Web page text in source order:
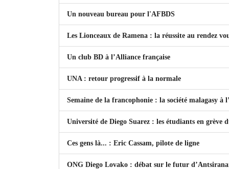
Un nouveau bureau pour l'AFBDS
Les Lionceaux de Ramena : la réussite au rendez
Un club BD à l’Alliance française
UNA : retour progressif à la normale
Semaine de la francophonie : la société malagasy à
Université de Diego Suarez : les étudiants en grève
Ces gens là... : Eric Cassam, pilote de ligne
ONG Diego Lovako : débat sur le futur